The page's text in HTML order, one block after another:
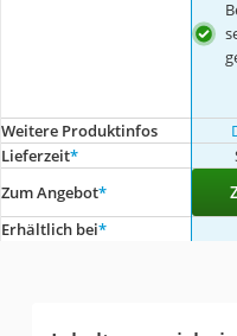
Weitere Produktinfos
Lieferzeit*
Zum Angebot*
Erhältlich bei*